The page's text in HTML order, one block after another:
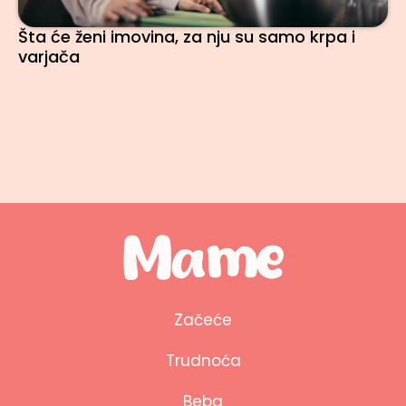
Šta će ženi imovina, za nju su samo krpa i
varjača
Začeće
Trudnoća
Beba